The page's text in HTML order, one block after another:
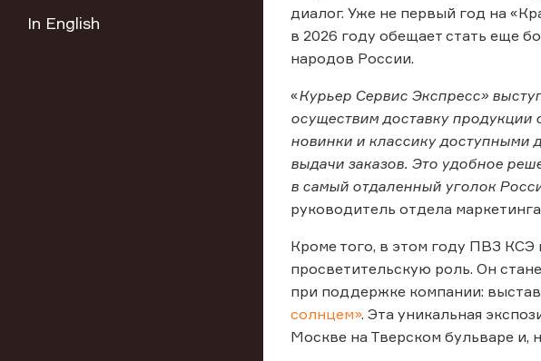
In English
диалог. Уже не первый год на
в 2026 году обещает стать еще
народов России.
«Курьер Сервис Экспресс»
осуществим доставку
новинки и классику доступными
выдачи заказов. Это удобное
в самый отдаленный уголок
руководитель отдела
Кроме того, в этом году ПВЗ КСЭ
просветительскую роль. Он
при поддержке компании:
солнцем». Эта уникальная
Москве на Тверском бульваре и,